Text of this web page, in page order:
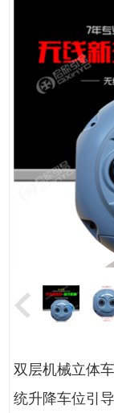
双层机械立体
统升降车位引导